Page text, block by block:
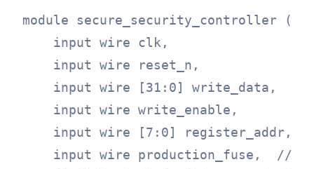
module secure_security_controller (
    input wire clk,
    input wire reset_n,
    input wire [31:0] write_data,
    input wire write_enable,
    input wire [7:0] register_addr,
input wire production_fuse,  //